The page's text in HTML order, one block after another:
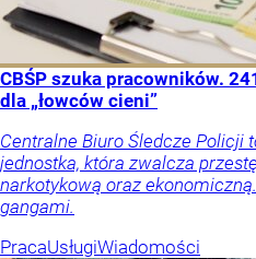
CBŚP szuka pracowników.
dla „łowców cieni”
Centralne Biuro Śledcze Policji
jednostka, która zwalcza
narkotykową oraz
gangami.
PracaUsługiWiadomości